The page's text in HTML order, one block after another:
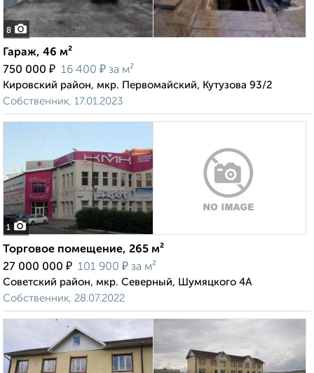
8
Гараж, 46 м²
750 000 ₽ 16 400 ₽ за м²
Кировский район, мкр. Первомайский, Кутузова 93/2
Собственник, 17.01.2023
1
Торговое помещение, 265 м²
27 000 000 ₽ 101 900 ₽ за м²
Советский район, мкр. Северный, Шумяцкого 4А
Собственник, 28.07.2022